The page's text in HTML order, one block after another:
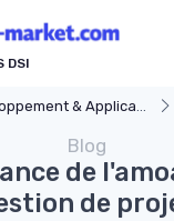
DSI
& Applications
Blog
de
de
des cookies